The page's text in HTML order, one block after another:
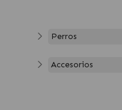
Perros
Accesorios